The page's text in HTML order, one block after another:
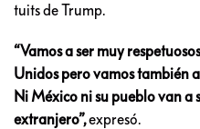
tuits de Trump.
“Vamos a ser muy
Unidos pero vamos también
Ni México ni su pueblo van
extranjero”,expresó.